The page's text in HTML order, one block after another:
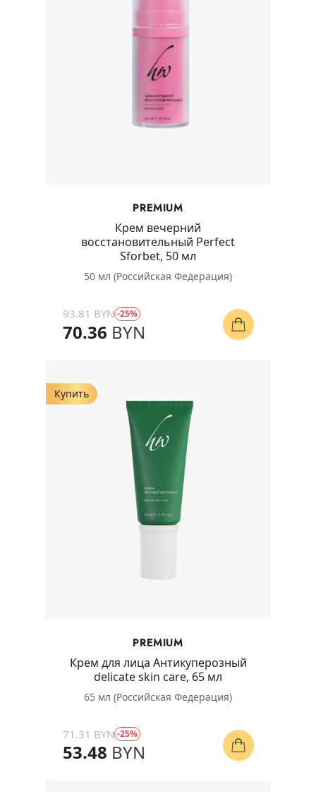
PREMIUM
Крем вечерний
восстановительный Perfect
Sforbet, 50 мл
50 мл (Российская Федерация)
93.81 BYN -25%
70.36 BYN
Купить
PREMIUM
Крем для лица Антикуперозный
delicate skin care, 65 мл
65 мл (Российская Федерация)
71.31 BYN -25%
53.48 BYN